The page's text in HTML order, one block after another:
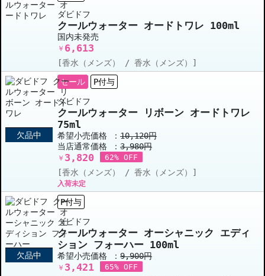
ダビドフ
クールウォーター オードトワレ 100ml
国内未発売
￥ 6,613
[香水（メンズ） / 香水（メンズ）]
欠品中
セール P付与
ダビドフ
クールウォーター リボーン オードトワレ
75ml
希望小売価格 ： 10,120円
当店通常価格 ： 3,980円
￥ 3,820 62% OFF
[香水（メンズ） / 香水（メンズ）]
入荷未定
欠品中
P付与
ダビドフ
クールウォーター オーシャニック エディ
ション フォーハー 100ml
希望小売価格 ： 9,900円
￥ 3,421 65% OFF